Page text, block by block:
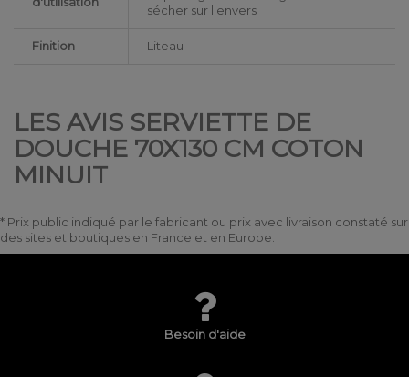
sécher sur l'envers
Finition Liteau
LES AVIS SERVIETTE DE
DOUCHE 70X130 CM COTON
MINUIT
* Prix public indiqué par le fabricant ou prix avec livraison constaté sur
des sites et boutiques en France et en Europe.
Besoin d'aide